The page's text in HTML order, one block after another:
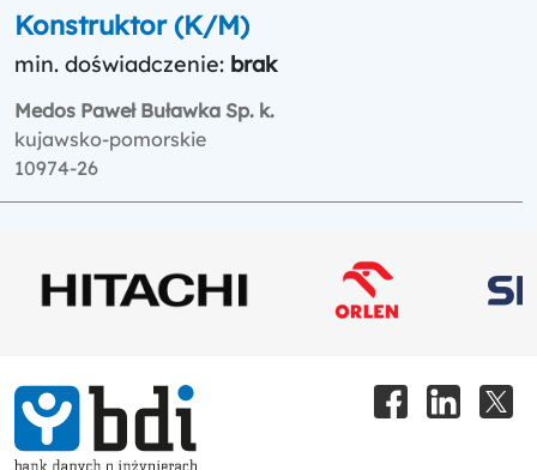
Konstruktor (K/M)
min. doświadczenie: brak
Medos Paweł Buławka Sp. k.
kujawsko-pomorskie
10974-26